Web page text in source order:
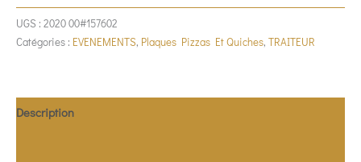
UGS : 2020 00#157602
Catégories : EVENEMENTS, Plaques Pizzas Et Quiches, TRAITEUR
Description